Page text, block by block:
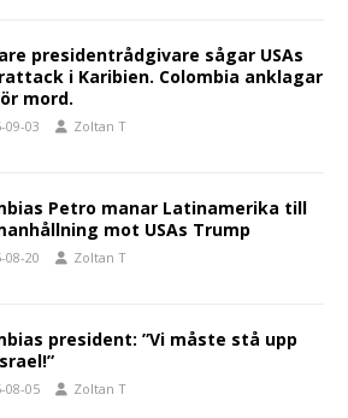
presidentrådgivare sågar USAs
i Karibien. Colombia anklagar
mord.
09-03 Zoltan T
Petro manar Latinamerika till
mot USAs Trump
08-20 Zoltan T
president: ”Vi måste stå upp
08-05 Zoltan T